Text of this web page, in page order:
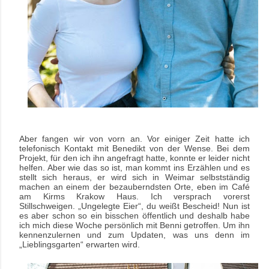
Aber fangen wir von vorn an. Vor einiger Zeit hatte ich
telefonisch Kontakt mit Benedikt von der Wense. Bei dem
Projekt, für den ich ihn angefragt hatte, konnte er leider nicht
helfen. Aber wie das so ist, man kommt ins Erzählen und es
stellt sich heraus, er wird sich in Weimar selbstständig
machen an einem der bezauberndsten Orte, eben im Café
am Kirms Krakow Haus. Ich versprach vorerst
Stillschweigen. „Ungelegte Eier“, du weißt Bescheid! Nun ist
es aber schon so ein bisschen öffentlich und deshalb habe
ich mich diese Woche persönlich mit Benni getroffen. Um ihn
kennenzulernen und zum Updaten, was uns denn im
„Lieblingsgarten“ erwarten wird.